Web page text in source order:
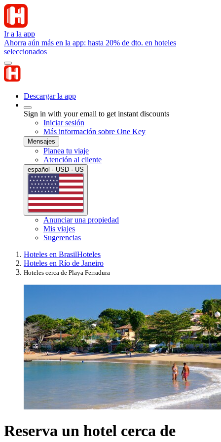
Ir a la app
Ahorra aún más en la app: hasta 20% de dto. en hoteles
seleccionados
Descargar la app
Sign in with your email to get instant discounts
Iniciar sesión
Más información sobre One Key
Mensajes
Planea tu viaje
Atención al cliente
español · USD · US
Anunciar una propiedad
Mis viajes
Sugerencias
Hoteles en BrasilHoteles
Hoteles en Río de Janeiro
Hoteles cerca de Playa Ferradura
Reserva un hotel cerca de